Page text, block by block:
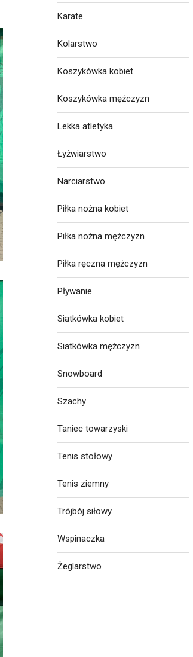
Karate
Kolarstwo
Koszykówka kobiet
Koszykówka mężczyzn
Lekka atletyka
Łyżwiarstwo
Narciarstwo
Piłka nożna kobiet
Piłka nożna mężczyzn
Piłka ręczna mężczyzn
Pływanie
Siatkówka kobiet
Siatkówka mężczyzn
Snowboard
Szachy
Taniec towarzyski
Tenis stołowy
Tenis ziemny
Trójbój siłowy
Wspinaczka
Żeglarstwo